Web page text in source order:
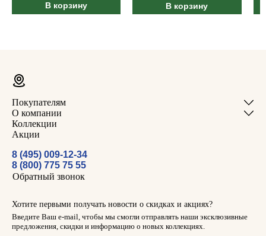
В корзину В корзину
Покупателям
О компании
Коллекции
Акции
8 (495) 009-12-34
8 (800) 775 75 55
Обратный звонок
Хотите первыми получать новости о скидках и акциях?
Введите Ваш e-mail, чтобы мы смогли отправлять наши эксклюзивные
предложения, скидки и информацию о новых коллекциях.